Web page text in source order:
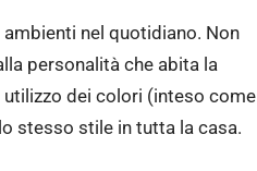
nel quotidiano. Non
personalità che abita la
dei colori (inteso come
stesso stile in tutta la casa.